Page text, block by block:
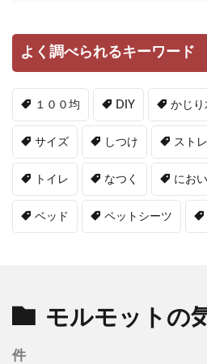
よく調べられるキーワード
１００均 DIY かじり
サイズ しつけ スト
トイレ なつく におい
ベッド ペットシーツ
モルモットの
件